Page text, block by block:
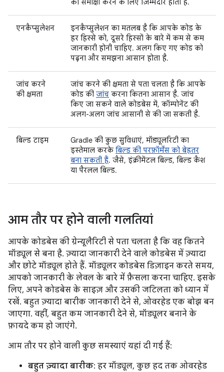
की समीक्षा करने के लिए ज़िम्मेदार होता है.
एनकैप्सुलेशन
इनकैप्सुलेशन का मतलब है कि आपके कोड के
हर हिस्से को, दूसरे हिस्सों के बारे में कम से कम
जानकारी होनी चाहिए. अलग किए गए कोड को
पढ़ना और समझना आसान होता है.
जांच करने
की क्षमता
जांच करने की क्षमता से पता चलता है कि आपके
कोड की जांच करना कितना आसान है. जांच
किए जा सकने वाले कोडबेस में, कॉम्पोनेंट की
अलग-अलग जांच आसानी से की जा सकती है.
बिल्ड टाइम
Gradle की कुछ सुविधाएं, मॉड्यूलरिटी का
इस्तेमाल करके बिल्ड की परफ़ॉर्मेंस को बेहतर
बना सकती हैं. जैसे, इंक्रीमेंटल बिल्ड, बिल्ड कैश
या पैरलल बिल्ड.
आम तौर पर होने वाली गलतियां
आपके कोडबेस की ग्रेन्यूलैरिटी से पता चलता है कि वह कितने
मॉड्यूल से बना है. ज़्यादा जानकारी देने वाले कोडबेस में ज़्यादा
और छोटे मॉड्यूल होते हैं. मॉड्यूलर कोडबेस डिज़ाइन करते समय,
आपको जानकारी के लेवल के बारे में फ़ैसला करना चाहिए. इसके
लिए, अपने कोडबेस के साइज़ और उसकी जटिलता को ध्यान में
रखें. बहुत ज़्यादा बारीक जानकारी देने से, ओवरहेड एक बोझ बन
जाएगा. वहीं, बहुत कम जानकारी देने से, मॉड्यूलर बनाने के
फ़ायदे कम हो जाएंगे.
आम तौर पर होने वाली कुछ समस्याएं यहां दी गई हैं:
बहुत ज़्यादा बारीक: हर मॉड्यूल, कुछ हद तक ओवरहेड